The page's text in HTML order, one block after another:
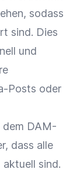
sodass
sind. Dies
und
Posts oder
dem DAM-
dass alle
sind.